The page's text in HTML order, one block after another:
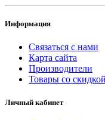
Информация
Связаться с нами
Карта сайта
Производители
Товары со скидкой
Личный кабинет